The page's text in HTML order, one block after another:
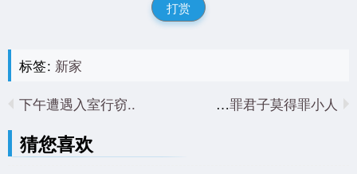
打赏
标签: 新家
下午遭遇入室行窃..
宁得罪君子莫得罪小人..
猜您喜欢